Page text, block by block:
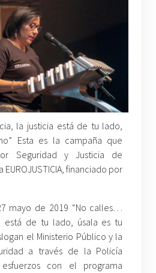
la justicia está de tu lado,
Esta es la campaña que
Seguridad y Justicia de
EUROJUSTICIA, financiado por
mayo de 2019 “No calles…
está de tu lado, úsala es tu
el Ministerio Público y la
a través de la Policía
con el programa